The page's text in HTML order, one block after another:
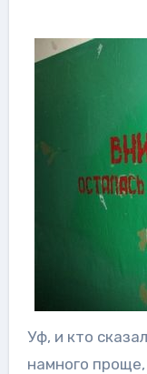
Уф, и кто
намного